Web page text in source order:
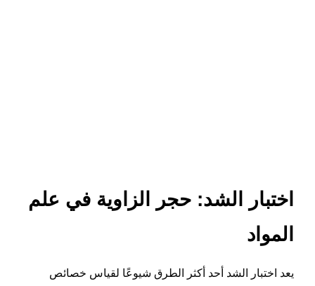
اختبار الشد: حجر الزاوية في علم
المواد
يعد اختبار الشد أحد أكثر الطرق شيوعًا لقياس خصائص